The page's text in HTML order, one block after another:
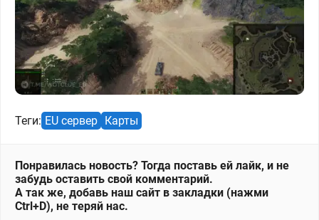
Теги: EU сервер Карты
Понравилась новость? Тогда поставь ей лайк, и не
забудь оставить свой комментарий.
А так же, добавь наш сайт в закладки (нажми
Ctrl+D), не теряй нас.